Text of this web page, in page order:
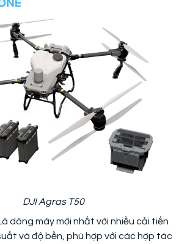
DJI Agras T50
dòng máy mới nhất với nhiều cải tiến
và độ bền, phù hợp với các hợp tác